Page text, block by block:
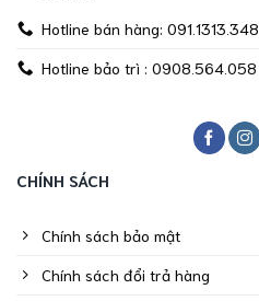
Hotline bán hàng: 091.1313.348
Hotline bảo trì : 0908.564.058
CHÍNH SÁCH
Chính sách bảo mật
Chính sách đổi trả hàng